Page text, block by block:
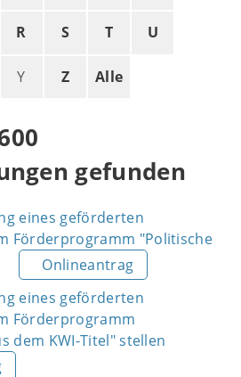
R S T U
Y Z Alle
gefunden
eines geförderten
Förderprogramm "Politische
Onlineantrag
eines geförderten
Förderprogramm
dem KWI-Titel" stellen